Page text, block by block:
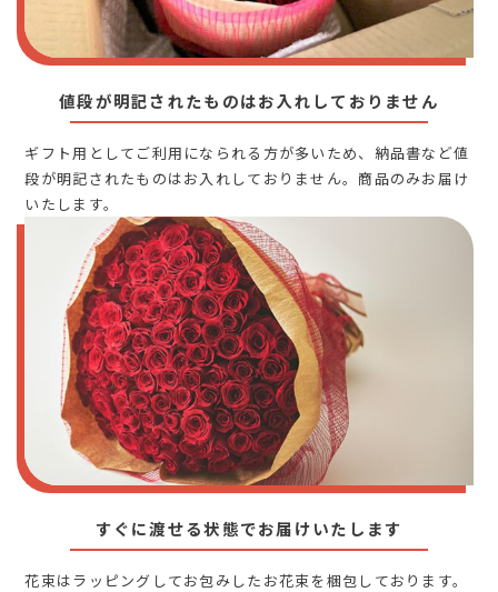
値段が明記されたものはお入れしておりません
ギフト用としてご利用になられる方が多いため、納品書など値
段が明記されたものはお入れしておりません。商品のみお届け
いたします。
すぐに渡せる状態でお届けいたします
花束はラッピングしてお包みしたお花束を梱包しております。